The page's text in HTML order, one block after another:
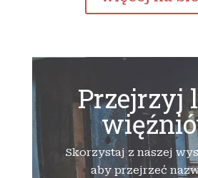
Przejrzyj
Skorzystaj z naszej
aby przejrzeć